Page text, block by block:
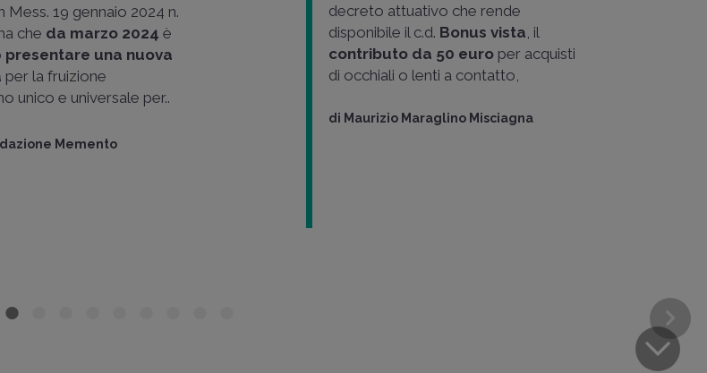
Mess. 19 gennaio 2024 n.
che da marzo 2024 è
presentare una nuova
per la fruizione
unico e universale per..
Memento
decreto attuativo che rende
disponibile il c.d. Bonus vista, il
contributo da 50 euro per acquisti
di occhiali o lenti a contatto,
di Maurizio Maraglino Misciagna